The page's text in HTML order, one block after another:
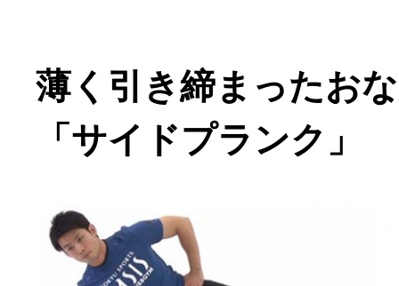
薄く引き締まったお
「サイドプランク」